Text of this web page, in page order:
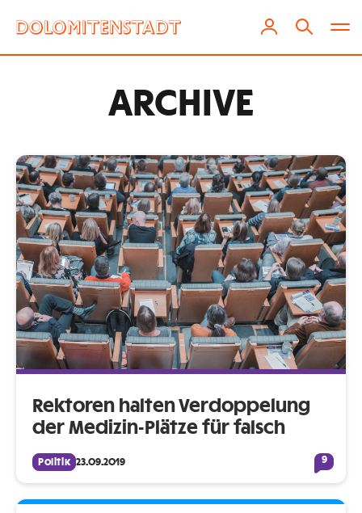
ARCHIVE
Rektoren halten Verdoppelung
der Medizin-Plätze für falsch
Politik 23.09.2019 9